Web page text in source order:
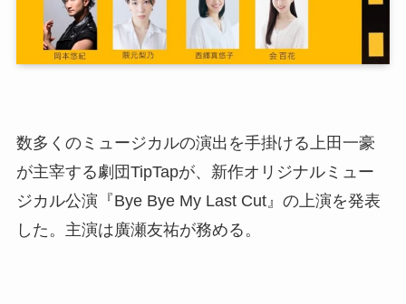
数多くのミュージカルの演出を手掛ける上田一豪
が主宰する劇団TipTapが、新作オリジナルミュー
ジカル公演『Bye Bye My Last Cut』の上演を発表
した。主演は廣瀬友祐が務める。